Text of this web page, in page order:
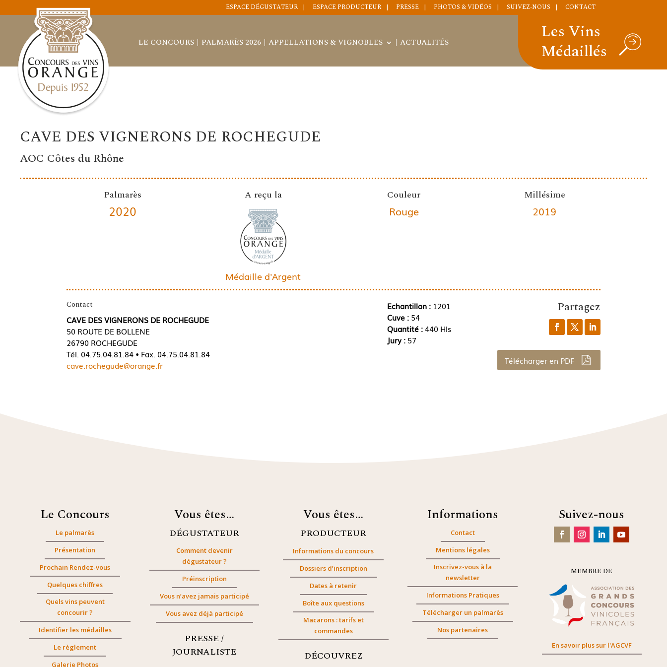
ESPACE DÉGUSTATEUR ESPACE PRODUCTEUR PRESSE PHOTOS & VIDÉOS SUIVEZ-NOUS CONTACT
LE CONCOURS PALMARÈS 2026 APPELLATIONS & VIGNOBLES ACTUALITÉS
Les Vins
Médaillés
CAVE DES VIGNERONS DE ROCHEGUDE
AOC Côtes du Rhône
Palmarès
2020
A reçu la
Médaille d'Argent
Couleur
Rouge
Millésime
2019
Contact
CAVE DES VIGNERONS DE ROCHEGUDE
50 ROUTE DE BOLLENE
26790 ROCHEGUDE
Tél. 04.75.04.81.84 • Fax. 04.75.04.81.84
cave.rochegude@orange.fr
Echantillon :1201
Cuve : 54
Quantité :440 Hls
Jury : 57
Partagez
Télécharger en PDF
Le Concours
Le palmarès
Présentation
Prochain Rendez-vous
Quelques chiffres
Quels vins peuvent
concourir ?
Identifier les médailles
Le règlement
Galerie Photos
Vous êtes…
DÉGUSTATEUR
Comment devenir
dégustateur ?
Préinscription
Vous n’avez jamais participé
Vous avez déjà participé
PRESSE /
JOURNALISTE
Vous êtes…
PRODUCTEUR
Informations du concours
Dossiers d’inscription
Dates à retenir
Boîte aux questions
Macarons : tarifs et
commandes
DÉCOUVREZ
Informations
Contact
Mentions légales
Inscrivez-vous à la
newsletter
Informations Pratiques
Télécharger un palmarès
Nos partenaires
Suivez-nous
MEMBRE DE
En savoir plus sur l'AGCVF